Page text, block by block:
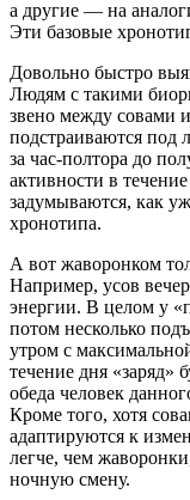
а другие — на
Эти базовые
Довольно быстро
Людям с такими
звено между совами
под­страиваются
за час-полтора до
активности в
задумываются, как
хронотипа.
А вот жаворонком
Например, усов
энергии. В целом у
потом не­сколько
утром с
течение дня «заряд»
обеда человек
Кроме того, хотя
адаптируются к
легче, чем
ночную смену.